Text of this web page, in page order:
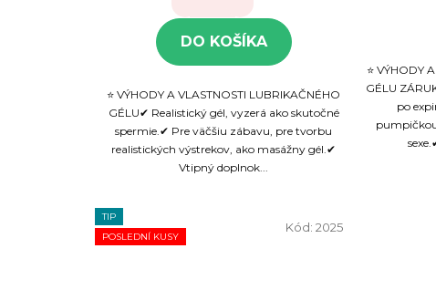
DO KOŠÍKA
⭐ VÝHODY A VLASTNOSTI LUBRIKAČNÉHO
GÉLU✔ Realistický gél, vyzerá ako skutočné
spermie.✔ Pre väčšiu zábavu, pre tvorbu
realistických výstrekov, ako masážny gél.✔
Vtipný doplnok...
⭐ VÝHODY
GÉLU
po
TIP
POSLEDNÍ KUSY
Kód: 2025